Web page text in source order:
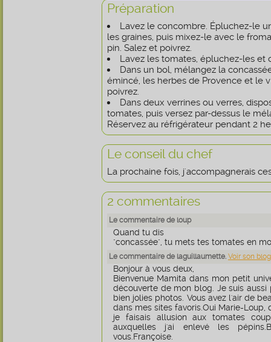
Préparation
Lavez le concombre. Épluchez-le
les graines, puis mixez-le avec le
pin. Salez et poivrez.
Lavez les tomates, épluchez-les et
Dans un bol, mélangez la
émincé, les herbes de Provence et le
poivrez.
Dans deux verrines ou verres,
tomates, puis versez par-dessus le
Réservez au réfrigérateur pendant 2
Le conseil du chef
La prochaine fois, j'accompagnerais
2 commentaires
Le commentaire de loup
Quand tu dis
"concassée", tu mets tes tomates en
Le commentaire de laguillaumette. Voir son blog
Bonjour à vous deux,
Bienvenue Mamita dans mon petit
découverte de mon blog. Je suis
bien jolies photos. Vous avez l'air de
dans mes sites favoris.Oui Marie-Loup,
je faisais allusion aux tomates
auxquelles j'ai enlevé les
vous.Françoise.